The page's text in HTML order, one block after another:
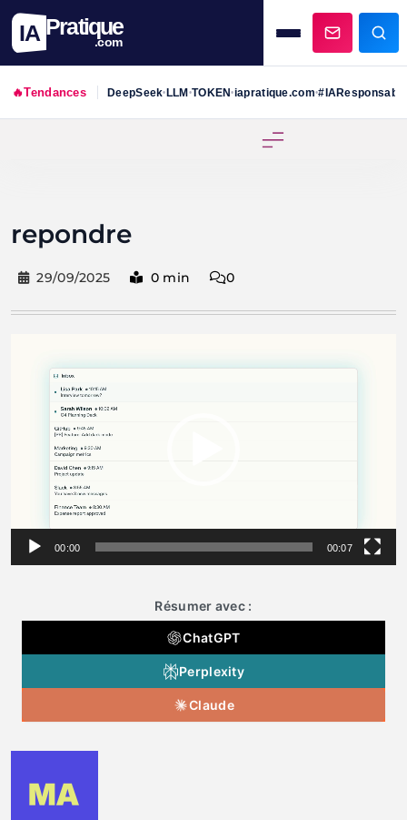
IA Pratique
.com
🔥Tendances DeepSeek•LLM•TOKEN•iapratique.com•#IAResponsable
repondre
29/09/2025 0 min 0
00:00 00:07
Résumer avec :
ChatGPT
Perplexity
Claude